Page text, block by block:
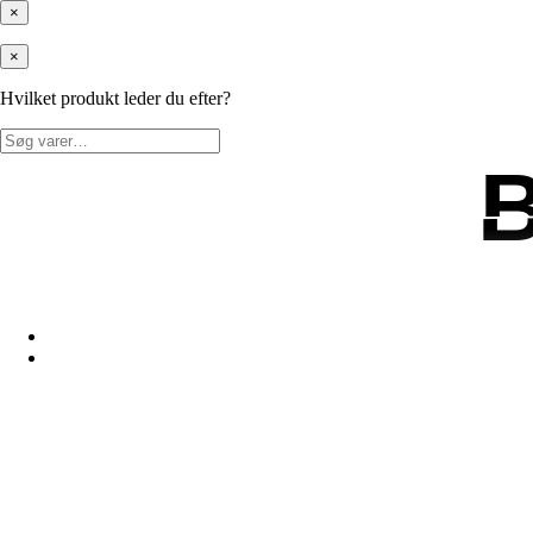
×
×
Hvilket produkt leder du efter?
Søg
efter: